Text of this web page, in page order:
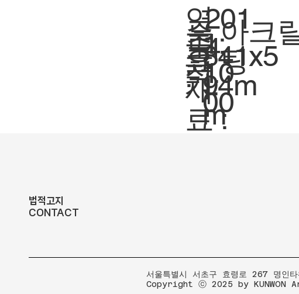
연
도
:
201
4
주
요
재
료 :
축
척.
아크
팅
1:
10
00
크
기.
841x5
94m
m
법적고지
CONTACT
서울특별시 서초구 효령로 267 명
Copyright ⓒ 2025 by